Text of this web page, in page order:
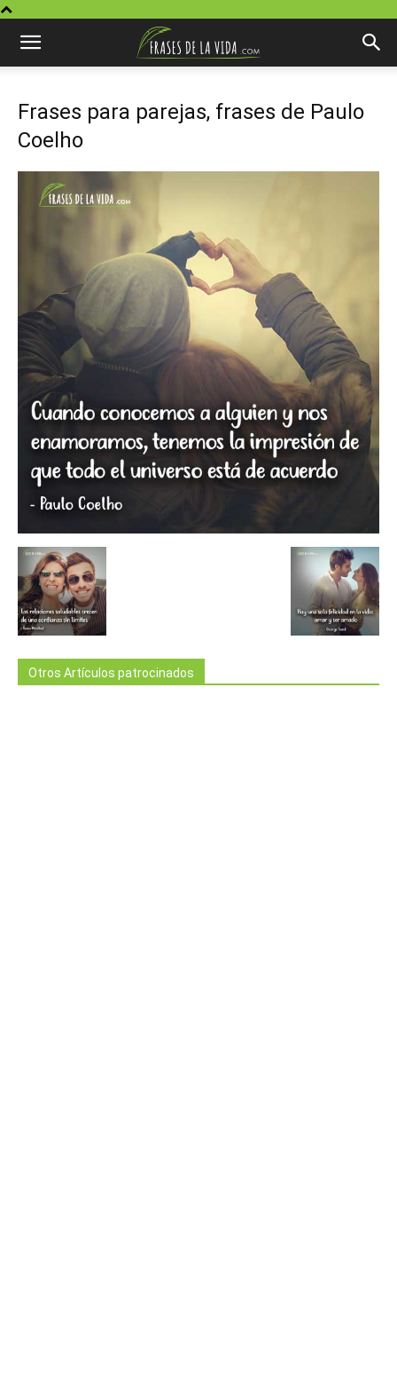
Frases para parejas, frases de Paulo
Coelho
Otros Artículos patrocinados